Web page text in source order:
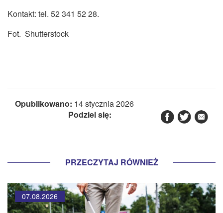
Kontakt: tel. 52 341 52 28.
Fot. Shutterstock
Opublikowano: 14 stycznia 2026
Podziel się:
PRZECZYTAJ RÓWNIEŻ
07.08.2026